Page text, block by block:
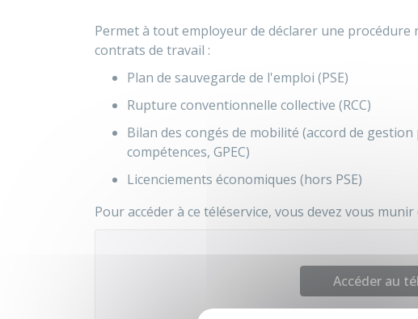
Permet à tout employeur de déclarer une procédure
contrats de travail :
Plan de sauvegarde de l'emploi (PSE)
Rupture conventionnelle collective (RCC)
Bilan des congés de mobilité (accord de
compétences, GPEC)
Licenciements économiques (hors PSE)
Pour accéder à ce téléservice, vous devez vous
Accéder au